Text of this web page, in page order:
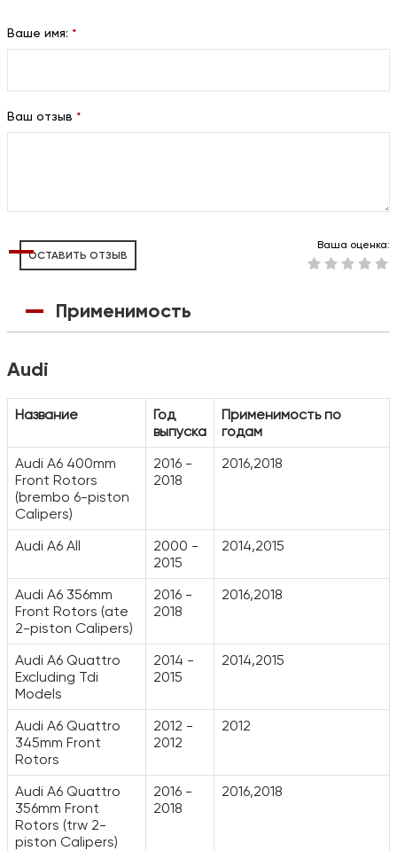
Ваше имя: *
Ваш отзыв *
ОСТАВИТЬ ОТЗЫВ
Ваша оценка:
Применимость
Audi
Название
Год
выпуска
Применимость по
годам
Audi A6 400mm
Front Rotors
(brembo 6-piston
Calipers)
2016 -
2018
2016,2018
Audi A6 All
2000 -
2015
2014,2015
Audi A6 356mm
Front Rotors (ate
2-piston Calipers)
2016 -
2018
2016,2018
Audi A6 Quattro
Excluding Tdi
Models
2014 -
2015
2014,2015
Audi A6 Quattro
345mm Front
Rotors
2012 -
2012
2012
Audi A6 Quattro
356mm Front
Rotors (trw 2-
piston Calipers)
2016 -
2018
2016,2018